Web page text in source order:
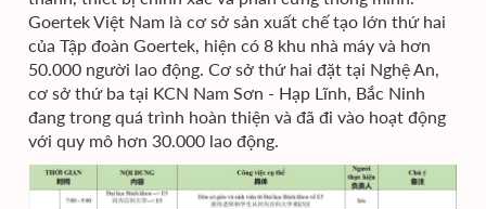
Goertek Việt Nam là cơ sở sản xuất chế tạo lớn thứ hai
của Tập đoàn Goertek, hiện có 8 khu nhà máy và hơn
50.000 người lao động. Cơ sở thứ hai đặt tại Nghệ An,
cơ sở thứ ba tại KCN Nam Sơn - Hạp Lĩnh, Bắc Ninh
đang trong quá trình hoàn thiện ​​và đã đi vào hoạt động
với quy mô hơn 30.000 lao động.